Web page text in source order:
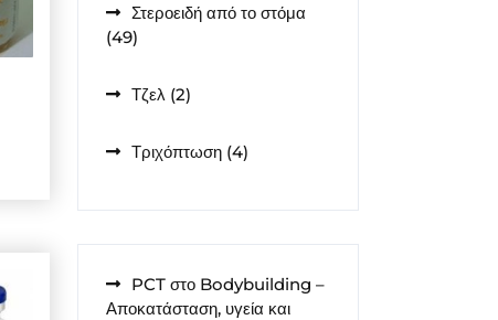
Στεροειδή από το στόμα
4949
Τζελ 22
Τριχόπτωση 44
PCT στο Bodybuilding –
Αποκατάσταση, υγεία και